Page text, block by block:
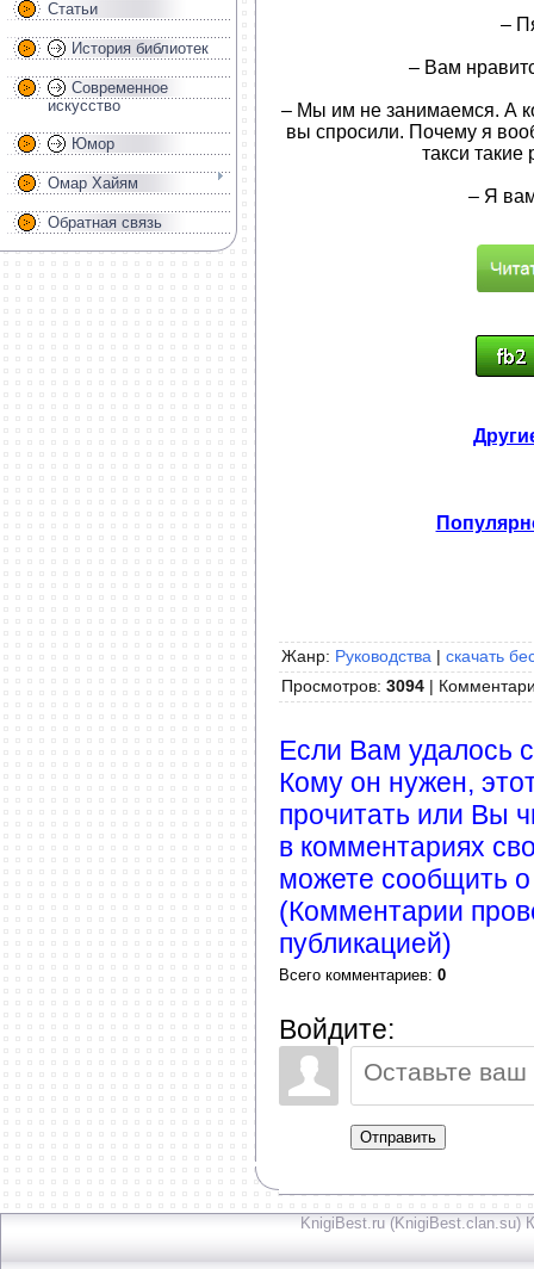
Статьи
История библиотек
Современное
искусство
Юмор
Омар Хайям
Обратная связь
–
– Вам
– Мы им не занимаемся. А
вы спросили. Почему я
такси такие
– Я
Жанр: Руководства | скачать
Просмотров: 3094 |
Если Вам удалось
Кому он нужен,
прочитать или Вы
в комментариях
можете сообщить
(Комментарии
публикацией)
Всего комментариев: 0
Войдите:
Отправить
KnigiBest.ru (KnigiBest.clan.su)